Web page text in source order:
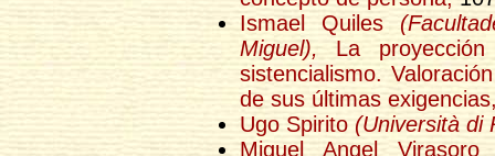
Ismael Quiles
Miguel),La proyección
sistencialismo.
de sus últimas
Ugo Spirito (Università di
Miguel Angel